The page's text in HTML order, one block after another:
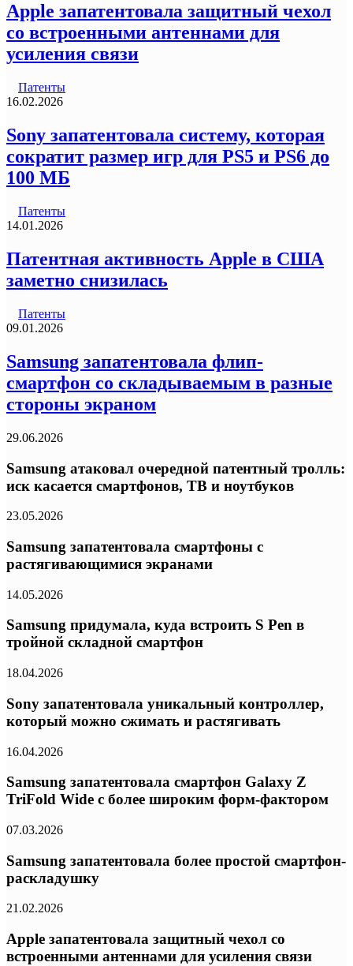
Apple запатентовала защитный чехол
со встроенными антеннами для
усиления связи
Патенты
16.02.2026
Sony запатентовала систему, которая
сократит размер игр для PS5 и PS6 до
100 МБ
Патенты
14.01.2026
Патентная активность Apple в США
заметно снизилась
Патенты
09.01.2026
Samsung запатентовала флип-
смартфон со складываемым в разные
стороны экраном
29.06.2026
Samsung атаковал очередной патентный тролль:
иск касается смартфонов, ТВ и ноутбуков
23.05.2026
Samsung запатентовала смартфоны с
растягивающимися экранами
14.05.2026
Samsung придумала, куда встроить S Pen в
тройной складной смартфон
18.04.2026
Sony запатентовала уникальный контроллер,
который можно сжимать и растягивать
16.04.2026
Samsung запатентовала смартфон Galaxy Z
TriFold Wide с более широким форм-фактором
07.03.2026
Samsung запатентовала более простой смартфон-
раскладушку
21.02.2026
Apple запатентовала защитный чехол со
встроенными антеннами для усиления связи